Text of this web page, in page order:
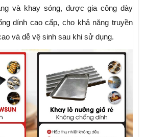
và khay sóng, được gia công dày
dính cao cấp, cho khả năng truyền
và dễ vệ sinh sau khi sử dụng.